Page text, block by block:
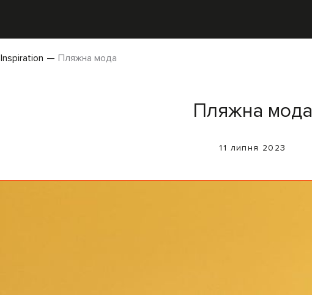
Inspiration Пляжна мода
Пляжна мода
11 липня 2023